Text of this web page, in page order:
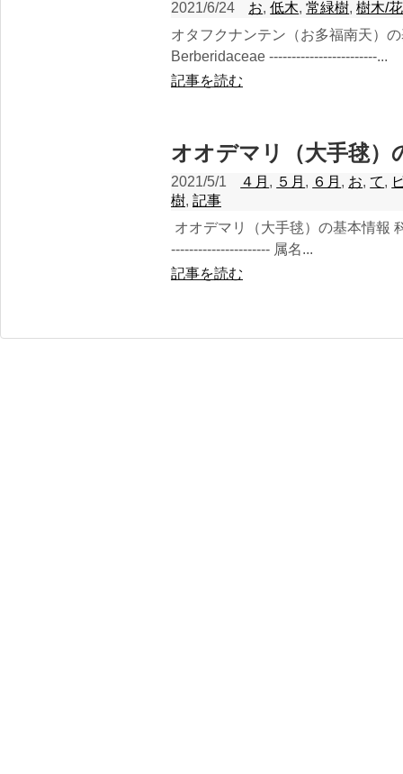
2021/6/24 お,低木,常緑樹,樹木/
オタフクナンテン（お多福南天）
Berberidaceae ------------------------...
記事を読む
オオデマリ（大手毬）
2021/5/1 ４月 , ５月 , ６月 , お,て,
樹, 記事
オオデマリ（大手毬）の基本情
---------------------- 属名...
記事を読む